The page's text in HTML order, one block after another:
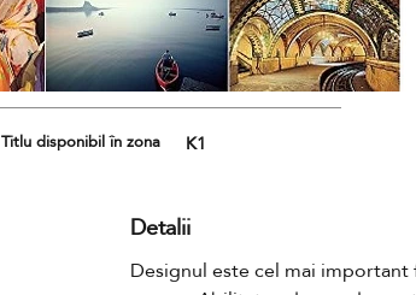
Titlu disponibil în zona K1
Detalii
Designul este cel mai